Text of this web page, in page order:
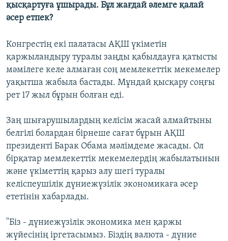
қысқартуға ұшырады. Бұл жағдай әлемге қалай
әсер етпек?
Конгрестің екі палатасы АҚШ үкіметін
қаржыландыру туралы заңды қабылдауға қатысты
мәмілеге келе алмаған соң мемлекеттік мекемелер
уақытша жабыла бастады. Мұндай қысқару соңғы
рет 17 жыл бұрын болған еді.
Заң шығарушылардың келісім жасай алмайтыны
белгілі болардан бірнеше сағат бұрын АҚШ
президенті Барак Обама мәлімдеме жасады. Ол
бірқатар мемлекеттік мекемелердің жабылатынын
және үкіметтің қарыз алу шегі туралы
келіспеушілік дүниежүзілік экономикаға әсер
ететінін хабарлады.
"Біз - дүниежүзілік экономика мен қаржы
жүйесінің іргетасымыз. Біздің валюта - дүние